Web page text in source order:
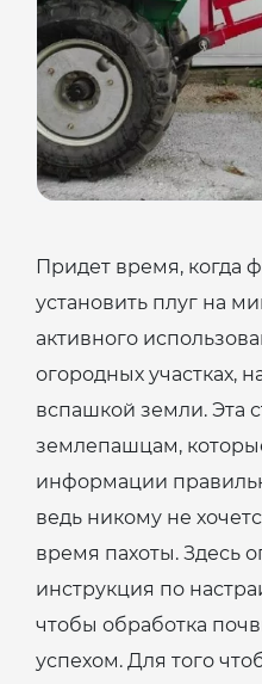
Придет время, когда
установить плуг на
активного
огородных участках,
вспашкой земли. Эта
землепашцам,
информации
ведь никому не
время пахоты. Здесь
инструкция по
чтобы обработка
успехом. Для того